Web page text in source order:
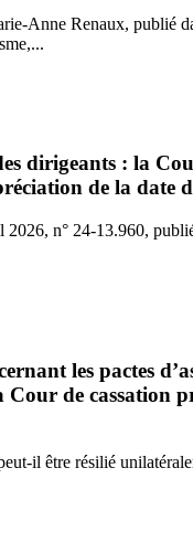
Anne Renaux, publié
dirigeants : la
de la date
2026, n° 24-13.960,
les pactes
Cour de cassation
il être résilié